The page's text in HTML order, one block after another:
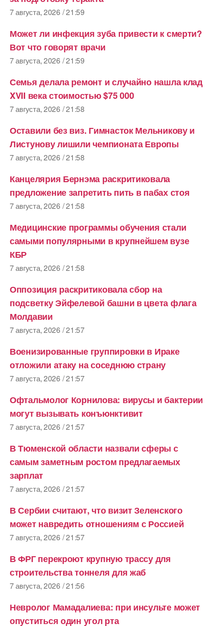
7 августа, 2026 / 21:59
Может ли инфекция зуба привести к смерти?
Вот что говорят врачи
7 августа, 2026 / 21:59
Семья делала ремонт и случайно нашла клад
XVII века стоимостью $75 000
7 августа, 2026 / 21:58
Оставили без виз. Гимнасток Мельникову и
Листунову лишили чемпионата Европы
7 августа, 2026 / 21:58
Канцелярия Бернэма раскритиковала
предложение запретить пить в пабах стоя
7 августа, 2026 / 21:58
Медицинские программы обучения стали
самыми популярными в крупнейшем вузе
КБР
7 августа, 2026 / 21:58
Оппозиция раскритиковала сбор на
подсветку Эйфелевой башни в цвета флага
Молдавии
7 августа, 2026 / 21:57
Военизированные группировки в Ираке
отложили атаку на соседнюю страну
7 августа, 2026 / 21:57
Офтальмолог Корнилова: вирусы и бактерии
могут вызывать конъюнктивит
7 августа, 2026 / 21:57
В Тюменской области назвали сферы с
самым заметным ростом предлагаемых
зарплат
7 августа, 2026 / 21:57
В Сербии считают, что визит Зеленского
может навредить отношениям с Россией
7 августа, 2026 / 21:57
В ФРГ перекроют крупную трассу для
строительства тоннеля для жаб
7 августа, 2026 / 21:56
Невролог Мамадалиева: при инсульте может
опуститься один угол рта